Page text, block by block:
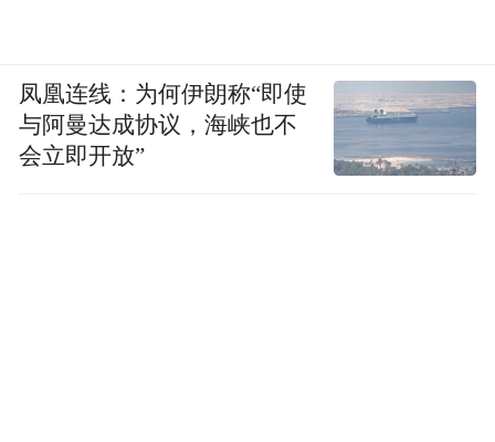
凤凰连线：为何伊朗称“即使
与阿曼达成协议，海峡也不
会立即开放”